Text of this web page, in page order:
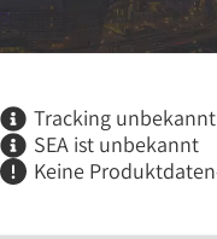
Tracking unbekannt
SEA ist unbekannt
Keine